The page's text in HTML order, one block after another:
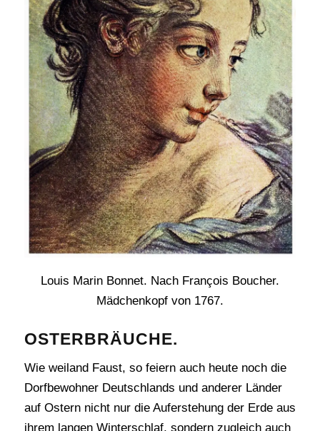
Louis Marin Bonnet. Nach François Boucher.
Mädchenkopf von 1767.
OSTERBRÄUCHE.
Wie weiland Faust, so feiern auch heute noch die
Dorfbewohner Deutschlands und anderer Länder
auf Ostern nicht nur die Auferstehung der Erde aus
ihrem langen Winterschlaf, sondern zugleich auch